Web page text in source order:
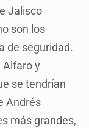
Jalisco
son los
de seguridad.
Alfaro y
se tendrían
Andrés
más grandes,